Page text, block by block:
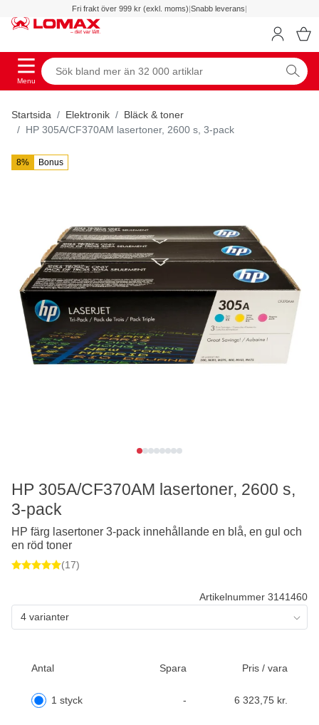
Fri frakt över 999 kr (exkl. moms)|Snabb leverans|
Menu
Startsida Elektronik
Bläck & toner
HP 305A/CF370AM lasertoner, 2600 s, 3-pack
8% Bonus
Artikelnummer 3141460
4 varianter
Antal Spara Pris / vara
1 styck - 6 323,75 kr.
HP 305A/CF370AM lasertoner, 2600 s,
3-pack
HP färg lasertoner 3-pack innehållande en blå, en gul och
en röd toner
(17)